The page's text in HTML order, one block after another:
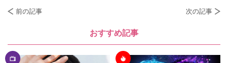
前の記事 次の記事
おすすめ記事